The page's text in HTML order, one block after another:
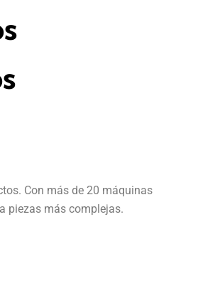
Con más de 20 máquinas
piezas más complejas.